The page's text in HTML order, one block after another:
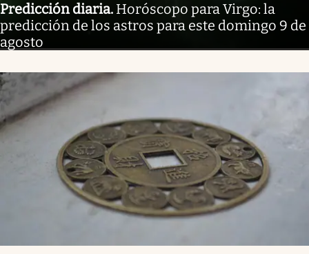
Predicción diaria. Horóscopo para Virgo: la
predicción de los astros para este domingo 9 de
agosto